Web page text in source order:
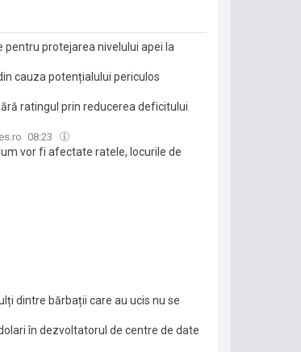
protejarea nivelului apei la
cauza potențialului periculos
ratingul prin reducerea deficitului
08:23
vor fi afectate ratele, locurile de
dintre bărbații care au ucis nu se
în dezvoltatorul de centre de date